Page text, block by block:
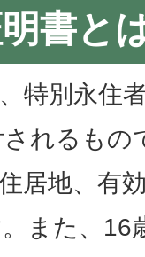
書と
特別永住
れるもの
居地、有
また、16